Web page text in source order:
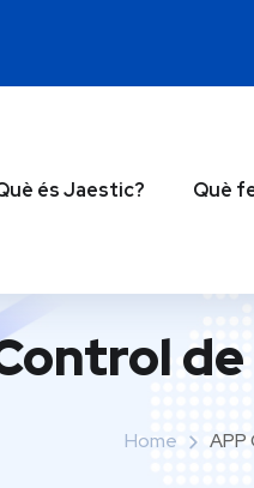
és Jaestic? Què
Home APP